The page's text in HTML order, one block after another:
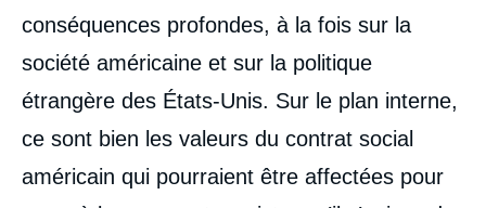
conséquences profondes, à la fois sur la
société américaine et sur la politique
étrangère des États-Unis. Sur le plan interne,
ce sont bien les valeurs du contrat social
américain qui pourraient être affectées pour